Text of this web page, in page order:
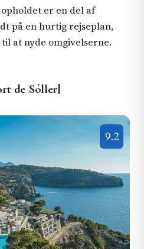
er en del af
på en hurtig rejseplan,
at nyde omgivelserne.
de Sóller]